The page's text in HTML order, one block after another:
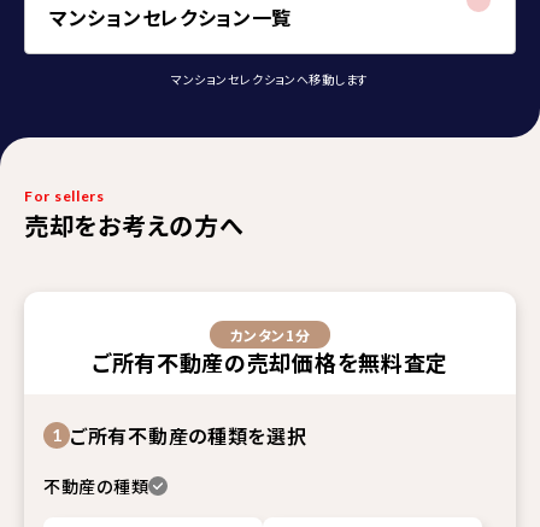
マンションセレクション一覧
マンションセレクションへ移動します
For sellers
売却をお考えの方へ
カンタン1分
ご所有不動産の売却価格を無料査定
1 ご所有不動産の種類を選択
不動産の種類